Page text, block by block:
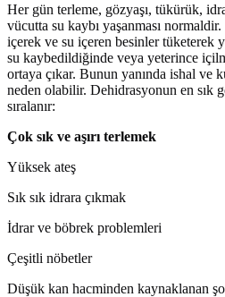
Her gün terleme, gözyaşı, tükürük,
vücutta su kaybı yaşanması
içerek ve su içeren besinler tüketerek
su kaybedildiğinde veya yeterince
ortaya çıkar. Bunun yanında ishal ve
neden olabilir. Dehidrasyonun en sık
sıralanır:
Çok sık ve aşırı terlemek
Yüksek ateş
Sık sık idrara çıkmak
İdrar ve böbrek problemleri
Çeşitli nöbetler
Düşük kan hacminden kaynaklanan